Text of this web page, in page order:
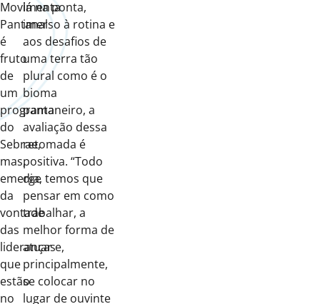
Movimenta
Pantanal
é
fruto
de
um
programa
do
Sebrae,
mas,
emerge
da
vontade
das
lideranças
que
estão
no
lá na ponta,
imerso à rotina e
aos desafios de
uma terra tão
plural como é o
bioma
pantaneiro, a
avaliação dessa
retomada é
positiva. “Todo
dia, temos que
pensar em como
trabalhar, a
melhor forma de
atuar e,
principalmente,
se colocar no
lugar de ouvinte